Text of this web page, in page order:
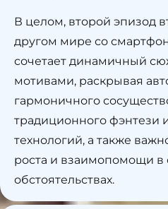
В целом, второй эпизод
другом мире со
сочетает динамичный
мотивами, раскрывая
гармоничного
традиционного фэнтези
технологий, а также
роста и взаимопомощи
обстоятельствах.